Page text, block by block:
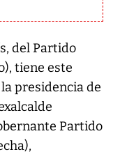
del Partido
tiene este
presidencia de
Partido